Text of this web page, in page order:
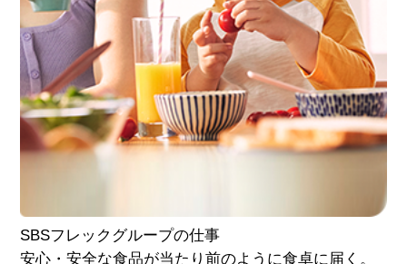
SBSフレック グループの仕事
安心・安全な食品が当たり前のように食卓に届く。